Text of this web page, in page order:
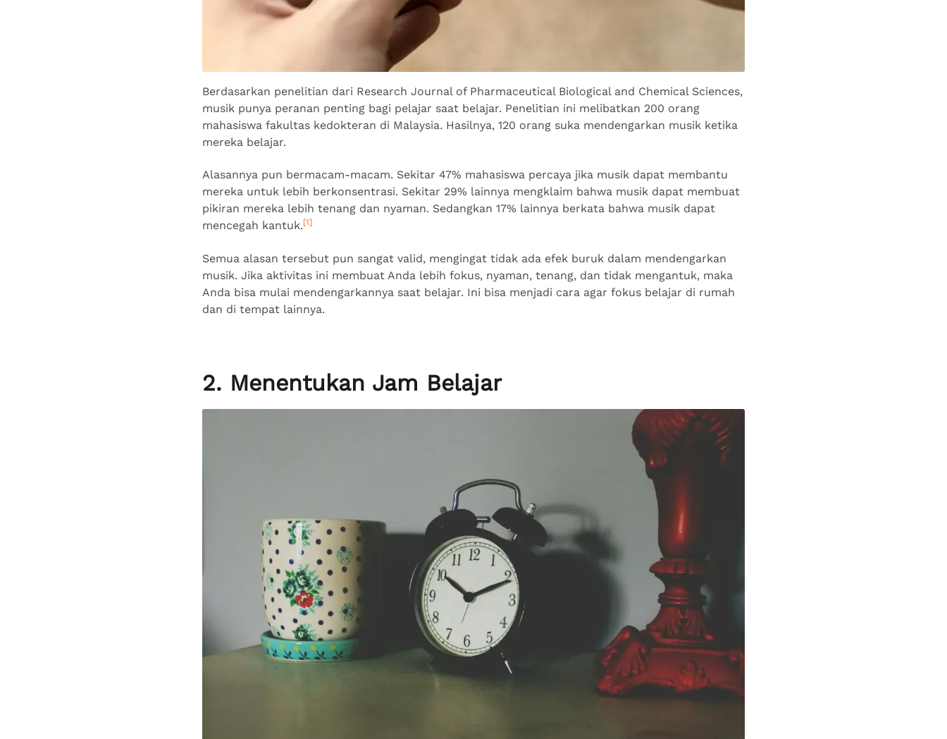
Berdasarkan penelitian dari Research Journal of Pharmaceutical Biological and Chemical Sciences,
musik punya peranan penting bagi pelajar saat belajar. Penelitian ini melibatkan 200 orang
mahasiswa fakultas kedokteran di Malaysia. Hasilnya, 120 orang suka mendengarkan musik ketika
mereka belajar.
Alasannya pun bermacam-macam. Sekitar 47% mahasiswa percaya jika musik dapat membantu
mereka untuk lebih berkonsentrasi. Sekitar 29% lainnya mengklaim bahwa musik dapat membuat
pikiran mereka lebih tenang dan nyaman. Sedangkan 17% lainnya berkata bahwa musik dapat
mencegah kantuk.[1]
Semua alasan tersebut pun sangat valid, mengingat tidak ada efek buruk dalam mendengarkan
musik. Jika aktivitas ini membuat Anda lebih fokus, nyaman, tenang, dan tidak mengantuk, maka
Anda bisa mulai mendengarkannya saat belajar. Ini bisa menjadi cara agar fokus belajar di rumah
dan di tempat lainnya.
2. Menentukan Jam Belajar